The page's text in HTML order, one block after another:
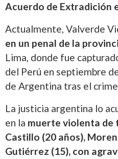
Acuerdo de Extradición
Actualmente, Valverde
en un penal de la
Lima, donde fue
del Perú en septiembre
de Argentina tras el
La justicia argentina lo
en la muerte violenta de
Castillo (20 años),
Gutiérrez (15), con